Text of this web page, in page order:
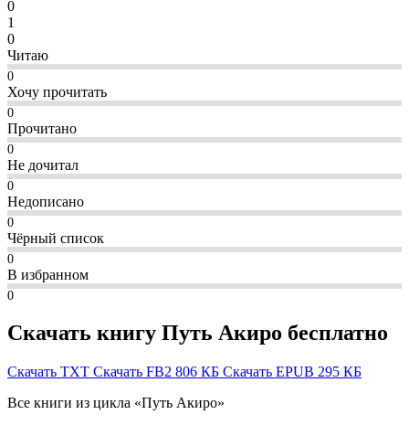
0
1
0
Читаю
0
Хочу прочитать
0
Прочитано
0
Не дочитал
0
Недописано
0
Чёрный список
0
В избранном
0
Скачать книгу Путь Акиро бесплатно
Скачать TXT Скачать FB2 806 КБ Скачать EPUB 295 КБ
Все книги из цикла «Путь Акиро»